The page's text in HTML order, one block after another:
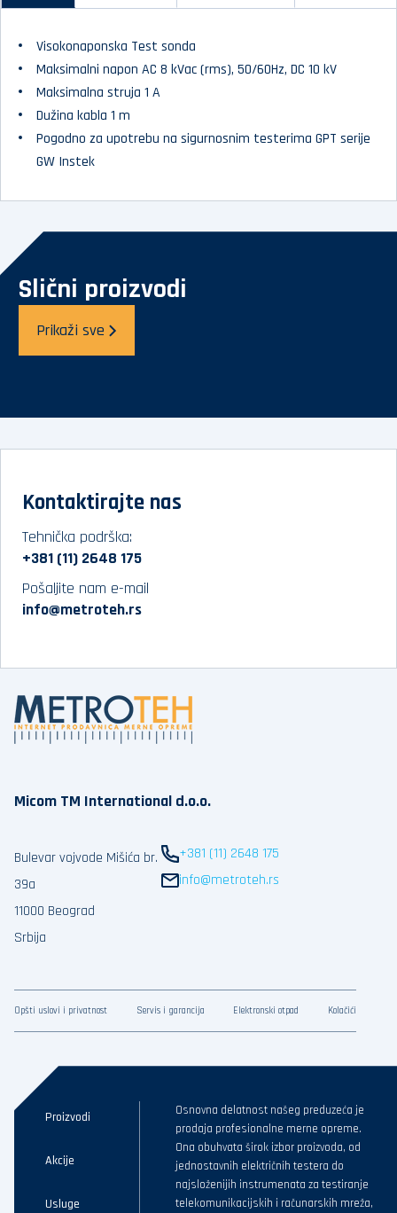
Visokonaponska Test sonda
Maksimalni napon AC 8 kVac (rms), 50/60Hz, DC 10 kV
Maksimalna struja 1 A
Dužina kabla 1 m
Pogodno za upotrebu na sigurnosnim testerima GPT serije
GW Instek
Slični proizvodi
Prikaži sve
Kontaktirajte nas
Tehnička podrška:
+381 (11) 2648 175
Pošaljite nam e-mail
info@metroteh.rs
Micom TM International d.o.o.
Bulevar vojvode Mišića br.
39a
11000 Beograd
Srbija
+381 (11) 2648 175
info@metroteh.rs
Opšti uslovi i privatnost Servis i garancija Elektronski otpad Kolačići
Proizvodi
Akcije
Usluge
Osnovna delatnost našeg preduzeća je
prodaja profesionalne merne opreme.
Ona obuhvata širok izbor proizvoda, od
jednostavnih električnih testera do
najsloženijih instrumenata za testiranje
telekomunikacijskih i računarskih mreža,